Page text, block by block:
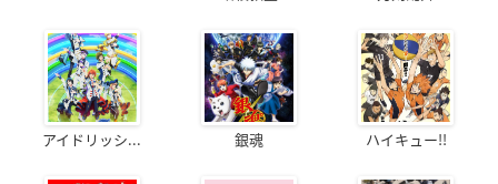
アイドリッシ... 銀魂 ハイキュー!!